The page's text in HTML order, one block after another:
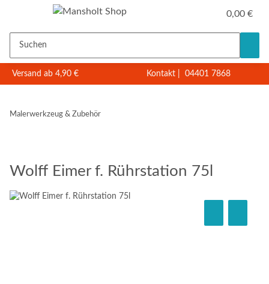
0,00 €
Versand ab 4,90 € Kontakt 04401 7868
Malerwerkzeug & Zubehör
Wolff Eimer f. Rührstation 75l